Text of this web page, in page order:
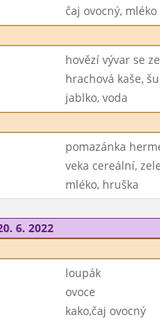
čaj ovocný, mléko
hovězí vývar se
hrachová kaše,
jablko, voda
pomazánka
veka cereální,
mléko, hruška
6. 2022
loupák
ovoce
kako,čaj ovocný